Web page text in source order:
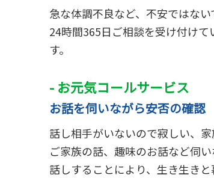
急な体調不良など、不安ではない
24時間365日ご相談を受け付け
す。
- お元気コールサービス
お話を伺いながら安否の確認
話し相手がいないので寂しい、
ご家族の話、趣味のお話など伺
話しすることにより、生き生き